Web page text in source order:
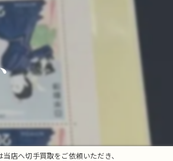
当店へ切手買取をご依頼いただき、